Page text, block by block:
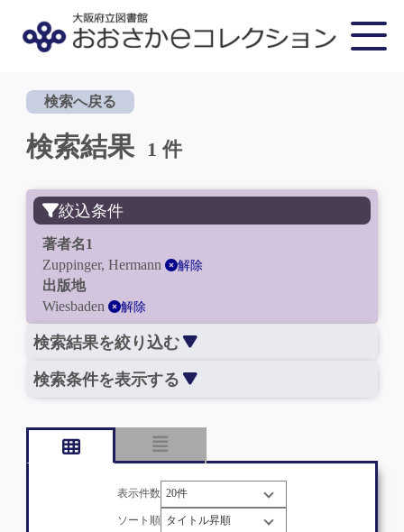
検索へ戻る
検索結果 1 件
絞込条件
著者名1
Zuppinger, Hermann
解除
出版地
Wiesbaden
解除
検索結果を絞り込む
検索条件を表示する
表示件数
ソート順